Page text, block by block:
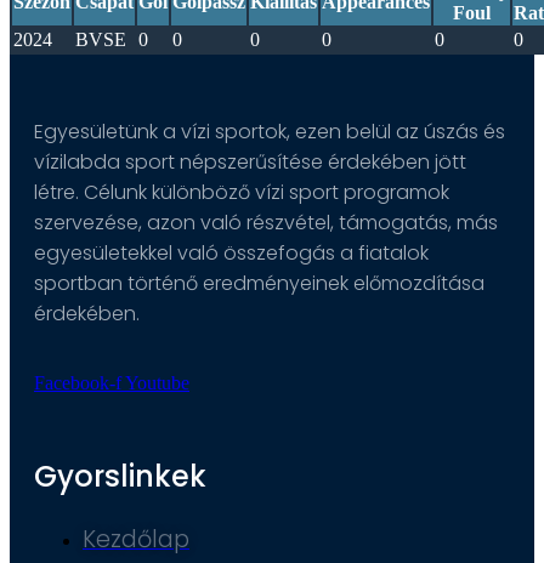
Foul
2024
BVSE 0 0 0 0 0 0
Egyesületünk a vízi sportok, ezen belül az úszás és
vízilabda sport népszerűsítése érdekében jött
létre. Célunk különböző vízi sport programok
szervezése, azon való részvétel, támogatás, más
egyesületekkel való összefogás a fiatalok
sportban történő eredményeinek előmozdítása
érdekében.
Facebook-fYoutube
Gyorslinkek
Kezdőlap